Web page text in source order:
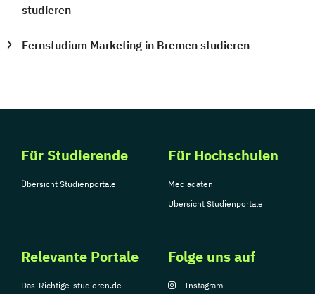
studieren
Fernstudium Marketing in Bremen studieren
Für Studierende
Übersicht Studienportale
Für Hochschulen
Mediadaten
Übersicht Studienportale
Relevante Portale
Das-Richtige-studieren.de
Folge uns auf
Instagram